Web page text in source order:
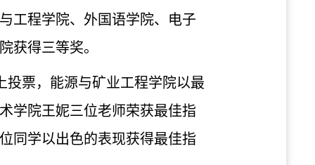
工程学院、外国语学院、电子
获得三等奖。
票，能源与矿业工程学院以最
学院王妮三位老师荣获最佳指
同学以出色的表现获得最佳指